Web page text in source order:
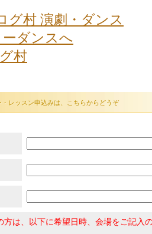
村
レッスン申込みは、こちらからどうぞ
は、以下に希望日時、会場をご記入